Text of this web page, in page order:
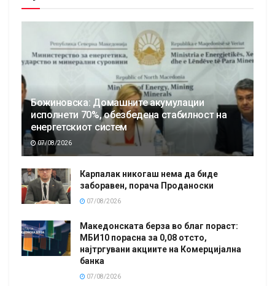
Божиновска: Домашните акумулации
исполнети 70%, обезбедена стабилност на
енергетскиот систем
07/08/2026
Карпалак никогаш нема да биде
заборавен, порача Проданоски
07/08/2026
Македонската берза во благ пораст:
МБИ10 порасна за 0,08 отсто,
најтргувани акциите на Комерцијална
банка
07/08/2026